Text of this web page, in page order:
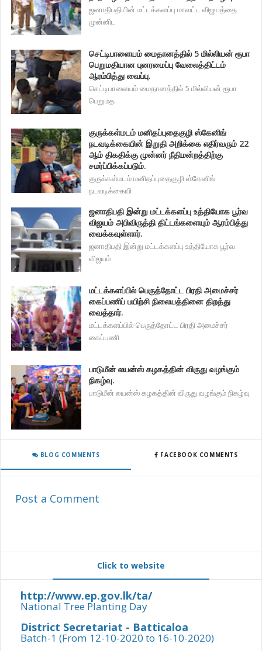
ஜனாதிபதியின் மட்டக்களப்பு மாவட்ட விஜயத்தை
முன்னிட
செட்டிபாளையம் மைதானத்தில் 5 மில்லியன் ரூபா
பெறுமதியான புனரமைப்பு வேலைத்திட்டம்
ஆரம்பித்து வைப்பு.
செட்டிபாளையம் மைதானத்தில் 5 மில்லியன் ரூபா
பெறுமத
குருக்கள்மடம் மனிதப்புதைகுழி ஸ்கேனிங்
நடவடிக்கையின் இறுதி அறிக்கை எதிர்வரும் 22
ஆம் திகதிக்கு முன்னர் நீதிமன்றத்திற்கு
சமர்ப்பிக்கப்படும்.
குருக்கள்மடம் மனிதப்புதைகுழி ஸ்கேனிங்
நடவடிக்கையி
ஜனாதிபதி இன்று மட்டக்களப்பு உத்தியோக பூர்வ
விஜயம் அபிவிருத்தி திட்டங்களையும் ஆரம்பித்து
வைக்கவுள்ளார்.
ஜனாதிபதி இன்று மட்டக்களப்பு உத்தியோக பூர்வ
விஜயம்
மட்டக்களப்பில் பெருத்தோட்ட பிரதி அமைச்சர்
கைப்பணிப் பயிற்சி நிலையத்தினை திறத்து
வைத்தார்.
மட்டக்களப்பில் பெருத்தோட்ட பிரதி அமைச்சர்
கைப்பணி
பாடுமீன் லயன்ஸ் கழகத்தின் விருது வழங்கும்
நிகழ்வு.
பாடுமீன் லயன்ஸ் கழகத்தின் விருது வழங்கும் நிகழ்வு
BLOG COMMENTS FACEBOOK COMMENTS
Post a Comment
Click to website
http://www.ep.gov.lk/ta/
National Tree Planting Day
District Secretariat - Batticaloa
Batch-1 (From 12-10-2020 to 16-10-2020)